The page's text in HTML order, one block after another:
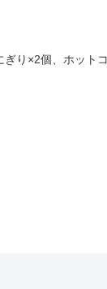
り×2個、ホット